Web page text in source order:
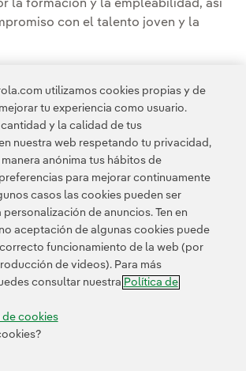
la formación y la empleabilidad, así
con el talento joven y la
master-iberdrola
Política de Privacidad Información legal
en el uso de la IA Política de cookies
cookies Accesibilidad Canal de denuncias
2026 Iberdrola, S.A. Reservados todos los derechos.
utilizamos cookies propias y de
tu experiencia como usuario.
y la calidad de tus
nuestra web respetando tu privacidad,
anónima tus hábitos de
para mejorar continuamente
casos las cookies pueden ser
de anuncios. Ten en
aceptación de algunas cookies puede
funcionamiento de la web (por
de videos). Para más
consultar nuestra Política de
cookies